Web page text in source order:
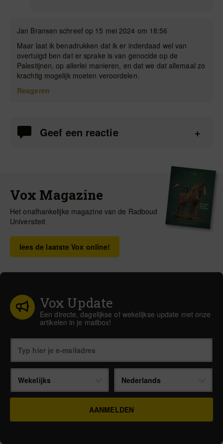
Jan Bransen schreef op 15 mei 2024 om 18:56
Maar laat ik benadrukken dat ik er inderdaad wel van
overtuigd ben dat er sprake is van genocide op de
Palestijnen, op allerlei manieren, en dat we dat allemaal zo
krachtig mogelijk moeten veroordelen.
Reageren
Geef een reactie
Vox Magazine
Het onafhankelijke magazine van de Radboud
Universiteit
lees de laatste Vox online!
Vox Update
Een directe, dagelijkse of wekelijkse update met onze
artikelen in je mailbox!
Wekelijks Nederlands